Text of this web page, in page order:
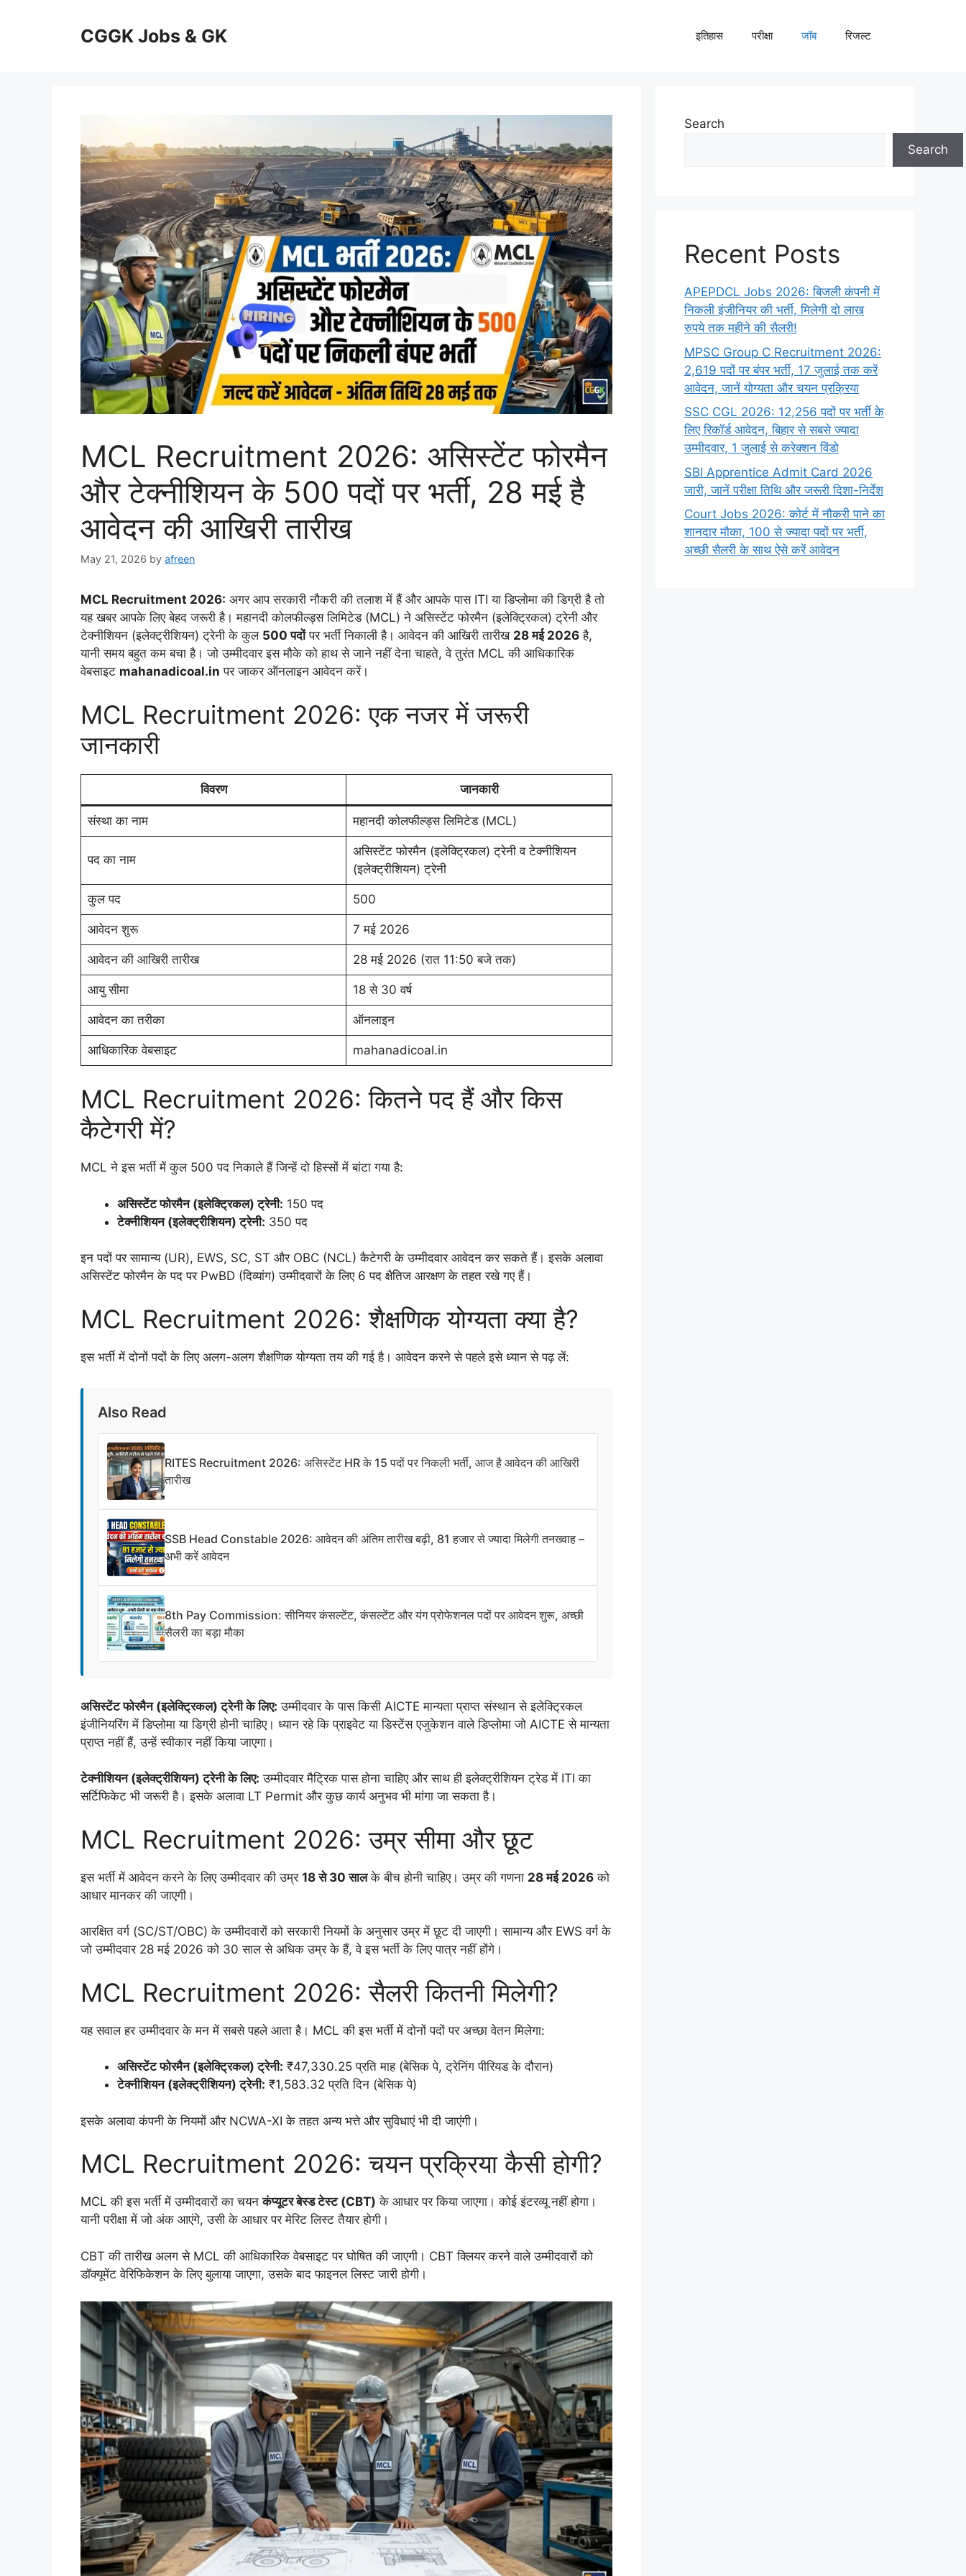
CGGK Jobs & GK इतिहास परीक्षा जॉब रिजल्ट
MCL Recruitment 2026: असिस्टेंट फोरमैन
और टेक्नीशियन के 500 पदों पर भर्ती, 28 मई है
आवेदन की आखिरी तारीख
May 21, 2026 by afreen
MCL Recruitment 2026: अगर आप सरकारी नौकरी की तलाश में हैं और आपके पास ITI या डिप्लोमा की डिग्री है तो
यह खबर आपके लिए बेहद जरूरी है। महानदी कोलफील्ड्स लिमिटेड (MCL) ने असिस्टेंट फोरमैन (इलेक्ट्रिकल) ट्रेनी और
टेक्नीशियन (इलेक्ट्रीशियन) ट्रेनी के कुल 500 पदोंपर भर्ती निकाली है। आवेदन की आखिरी तारीख 28 मई 2026 है,
यानी समय बहुत कम बचा है। जो उम्मीदवार इस मौके को हाथ से जाने नहीं देना चाहते, वे तुरंत MCL की आधिकारिक
वेबसाइट mahanadicoal.in पर जाकर ऑनलाइन आवेदन करें।
MCL Recruitment 2026: एक नजर में जरूरी
जानकारी
विवरण जानकारी
संस्था का नाम महानदी कोलफील्ड्स लिमिटेड (MCL)
पद का नाम
असिस्टेंट फोरमैन (इलेक्ट्रिकल) ट्रेनी व टेक्नीशियन
(इलेक्ट्रीशियन) ट्रेनी
कुल पद 500
आवेदन शुरू 7 मई 2026
आवेदन की आखिरी तारीख 28 मई 2026 (रात 11:50 बजे तक)
आयु सीमा 18 से 30 वर्ष
आवेदन का तरीका ऑनलाइन
आधिकारिक वेबसाइट mahanadicoal.in
MCL Recruitment 2026: कितने पद हैं और किस
कैटेगरी में?
MCL ने इस भर्ती में कुल 500 पद निकाले हैं जिन्हें दो हिस्सों में बांटा गया है:
असिस्टेंट फोरमैन (इलेक्ट्रिकल) ट्रेनी: 150 पद
टेक्नीशियन (इलेक्ट्रीशियन) ट्रेनी: 350 पद
इन पदों पर सामान्य (UR), EWS, SC, ST और OBC (NCL) कैटेगरी के उम्मीदवार आवेदन कर सकते हैं। इसके अलावा
असिस्टेंट फोरमैन के पद पर PwBD (दिव्यांग) उम्मीदवारों के लिए 6 पद क्षैतिज आरक्षण के तहत रखे गए हैं।
MCL Recruitment 2026: शैक्षणिक योग्यता क्या है?
इस भर्ती में दोनों पदों के लिए अलग-अलग शैक्षणिक योग्यता तय की गई है। आवेदन करने से पहले इसे ध्यान से पढ़ लें:
Also Read
RITES Recruitment 2026: असिस्टेंट HR के 15 पदों पर निकली भर्ती, आज है आवेदन की आखिरी
तारीख
SSB Head Constable 2026: आवेदन की अंतिम तारीख बढ़ी, 81 हजार से ज्यादा मिलेगी तनख्वाह –
अभी करें आवेदन
8th Pay Commission: सीनियर कंसल्टेंट, कंसल्टेंट और यंग प्रोफेशनल पदों पर आवेदन शुरू, अच्छी
सैलरी का बड़ा मौका
असिस्टेंट फोरमैन (इलेक्ट्रिकल) ट्रेनी के लिए: उम्मीदवार के पास किसी AICTE मान्यता प्राप्त संस्थान से इलेक्ट्रिकल
इंजीनियरिंग में डिप्लोमा या डिग्री होनी चाहिए। ध्यान रहे कि प्राइवेट या डिस्टेंस एजुकेशन वाले डिप्लोमा जो AICTE से मान्यता
प्राप्त नहीं हैं, उन्हें स्वीकार नहीं किया जाएगा।
टेक्नीशियन (इलेक्ट्रीशियन) ट्रेनी के लिए: उम्मीदवार मैट्रिक पास होना चाहिए और साथ ही इलेक्ट्रीशियन ट्रेड में ITI का
सर्टिफिकेट भी जरूरी है। इसके अलावा LT Permit और कुछ कार्य अनुभव भी मांगा जा सकता है।
MCL Recruitment 2026: उम्र सीमा और छूट
इस भर्ती में आवेदन करने के लिए उम्मीदवार की उम्र 18 से 30 सालके बीच होनी चाहिए। उम्र की गणना 28 मई 2026 को
आधार मानकर की जाएगी।
आरक्षित वर्ग (SC/ST/OBC) के उम्मीदवारों को सरकारी नियमों के अनुसार उम्र में छूट दी जाएगी। सामान्य और EWS वर्ग के
जो उम्मीदवार 28 मई 2026 को 30 साल से अधिक उम्र के हैं, वे इस भर्ती के लिए पात्र नहीं होंगे।
MCL Recruitment 2026: सैलरी कितनी मिलेगी?
यह सवाल हर उम्मीदवार के मन में सबसे पहले आता है। MCL की इस भर्ती में दोनों पदों पर अच्छा वेतन मिलेगा:
असिस्टेंट फोरमैन (इलेक्ट्रिकल) ट्रेनी: ₹47,330.25 प्रति माह (बेसिक पे, ट्रेनिंग पीरियड के दौरान)
टेक्नीशियन (इलेक्ट्रीशियन) ट्रेनी: ₹1,583.32 प्रति दिन (बेसिक पे)
इसके अलावा कंपनी के नियमों और NCWA-XI के तहत अन्य भत्ते और सुविधाएं भी दी जाएंगी।
MCL Recruitment 2026: चयन प्रक्रिया कैसी होगी?
MCL की इस भर्ती में उम्मीदवारों का चयनकंप्यूटर बेस्ड टेस्ट (CBT) के आधार पर किया जाएगा। कोई इंटरव्यू नहीं होगा।
यानी परीक्षा में जो अंक आएंगे, उसी के आधार पर मेरिट लिस्ट तैयार होगी।
CBT की तारीख अलग से MCL की आधिकारिक वेबसाइट पर घोषित की जाएगी। CBT क्लियर करने वाले उम्मीदवारों को
डॉक्यूमेंट वेरिफिकेशन के लिए बुलाया जाएगा, उसके बाद फाइनल लिस्ट जारी होगी।
Search
Search
Recent Posts
APEPDCL Jobs 2026: बिजली कंपनी में
निकली इंजीनियर की भर्ती, मिलेगी दो लाख
रुपये तक महीने की सैलरी!
MPSC Group C Recruitment 2026:
2,619 पदों पर बंपर भर्ती, 17 जुलाई तक करें
आवेदन, जानें योग्यता और चयन प्रक्रिया
SSC CGL 2026: 12,256 पदों पर भर्ती के
लिए रिकॉर्ड आवेदन, बिहार से सबसे ज्यादा
उम्मीदवार, 1 जुलाई से करेक्शन विंडो
SBI Apprentice Admit Card 2026
जारी, जानें परीक्षा तिथि और जरूरी दिशा-निर्देश
Court Jobs 2026: कोर्ट में नौकरी पाने का
शानदार मौका, 100 से ज्यादा पदों पर भर्ती,
अच्छी सैलरी के साथ ऐसे करें आवेदन